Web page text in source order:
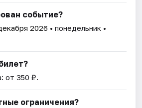
событие?
2026 • понедельник •
от 350 ₽.
ограничения?